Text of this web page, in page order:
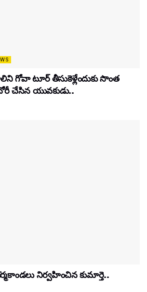
గోవా టూర్ తీసుకెళ్లేందుకు సొంత
చేసిన యువకుడు..
నిర్వహించిన కుమార్తె..